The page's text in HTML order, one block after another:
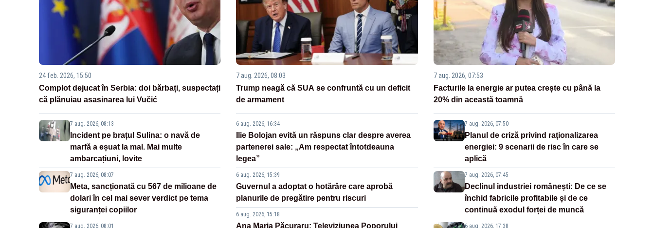
24 feb. 2026, 15:50
Complot dejucat în Serbia: doi bărbați, suspectați
că plănuiau asasinarea lui Vučić
7 aug. 2026, 08:13
Incident pe brațul Sulina: o navă de
marfă a eșuat la mal. Mai multe
ambarcațiuni, lovite
7 aug. 2026, 08:07
Meta, sancționată cu 567 de milioane de
dolari în cel mai sever verdict pe tema
siguranței copiilor
7 aug. 2026, 08:01
7 aug. 2026, 08:03
Trump neagă că SUA se confruntă cu un deficit
de armament
6 aug. 2026, 16:34
Ilie Bolojan evită un răspuns clar despre averea
partenerei sale: „Am respectat întotdeauna
legea”
6 aug. 2026, 15:39
Guvernul a adoptat o hotărâre care aprobă
planurile de pregătire pentru riscuri
6 aug. 2026, 15:18
Ana Maria Păcuraru: Televiziunea Poporului
7 aug. 2026, 07:53
Facturile la energie ar putea crește cu până la
20% din această toamnă
7 aug. 2026, 07:50
Planul de criză privind raționalizarea
energiei: 9 scenarii de risc în care se
aplică
7 aug. 2026, 07:45
Declinul industriei românești: De ce se
închid fabricile profitabile și de ce
continuă exodul forței de muncă
6 aug. 2026, 17:38